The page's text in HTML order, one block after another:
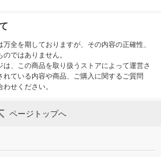
全を期しておりますが、その内容の正確性、
ではありません。
、この商品を取り扱うストアによって運営さ
ている内容や商品、ご購入に関するご質問
せください。
ページトップへ